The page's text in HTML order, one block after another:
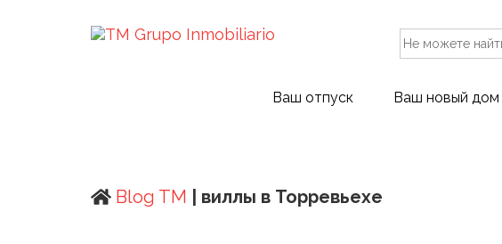
Ваш отпуск Ваш новый дом
Blog TM | виллы в Торревьехе